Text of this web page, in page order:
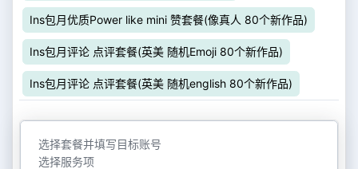
Ins包月优质Power like mini 赞套餐(像真人 80个新作品)
Ins包月评论 点评套餐(英美 随机Emoji 80个新作品)
Ins包月评论 点评套餐(英美 随机english 80个新作品)
选择套餐并填写目标账号
选择服务项